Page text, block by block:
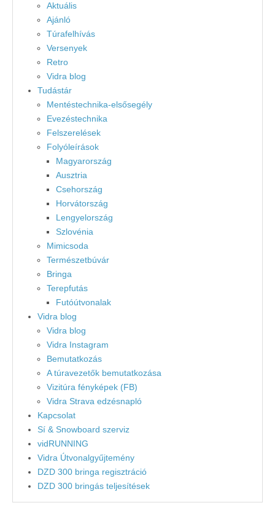
Aktuális
Ajánló
Túrafelhívás
Versenyek
Retro
Vidra blog
Tudástár
Mentéstechnika-elsősegély
Evezéstechnika
Felszerelések
Folyóleírások
Magyarország
Ausztria
Csehország
Horvátország
Lengyelország
Szlovénia
Mimicsoda
Természetbúvár
Bringa
Terepfutás
Futóútvonalak
Vidra blog
Vidra blog
Vidra Instagram
Bemutatkozás
A túravezetők bemutatkozása
Vizitúra fényképek (FB)
Vidra Strava edzésnapló
Kapcsolat
Sí & Snowboard szerviz
vidRUNNING
Vidra Útvonalgyűjtemény
DZD 300 bringa regisztráció
DZD 300 bringás teljesítések